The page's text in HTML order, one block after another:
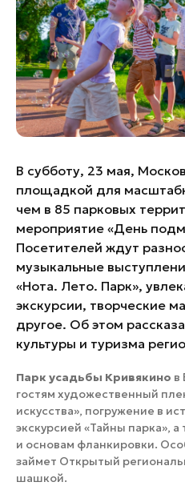
Банные комплексы
Горнолыжные клубы
Спецпроекты
Инвестиционный
Федоскинская фабрика
Пикник в Подмосковье
Золотое кольцо
Особо
природные
В субботу, 23 мая,
площадкой для
чем в 85 парковых
мероприятие «День
Посетителей ждут
музыкальные
«Нота. Лето. Парк»,
экскурсии, творческие
другое. Об этом
культуры и туризма
Парк усадьбы Кривякино в
гостям художественный
искусства», погружение в
экскурсией «Тайны парка»,
и основам фланкировки.
займет Открытый
шашкой.